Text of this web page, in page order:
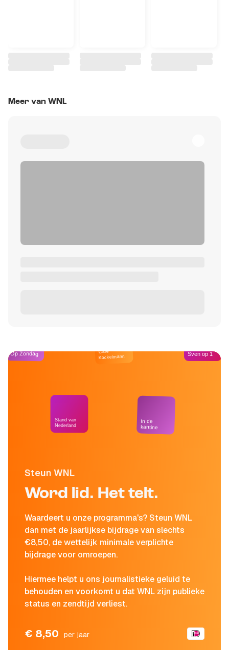
Meer van WNL
Steun WNL
Word lid. Het telt.
Waardeert u onze programma's? Steun WNL
dan met de jaarlijkse bijdrage van slechts
€8,50, de wettelijk minimale verplichte
bijdrage voor omroepen.
Hiermee helpt u ons journalistieke geluid te
behouden en voorkomt u dat WNL zijn publieke
status en zendtijd verliest.
€ 8,50 per jaar
Op Zondag
Stand van
Nederland
Café
Kockelmann
In de
kantine
Sven op 1